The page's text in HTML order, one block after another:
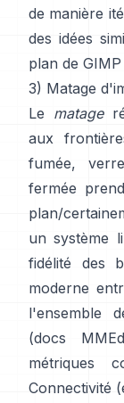
de manière
des idées
plan de GIMP
3) Matage
Le matage
aux
fumée,
fermée
plan/
un système
fidélité des
moderne
l'ensemble
(docs
métriques
Connectivité (